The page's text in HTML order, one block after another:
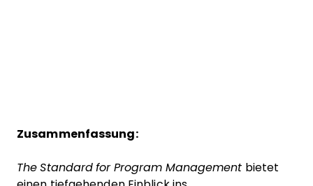
Zusammenfassung:
The Standard for Program Management bietet